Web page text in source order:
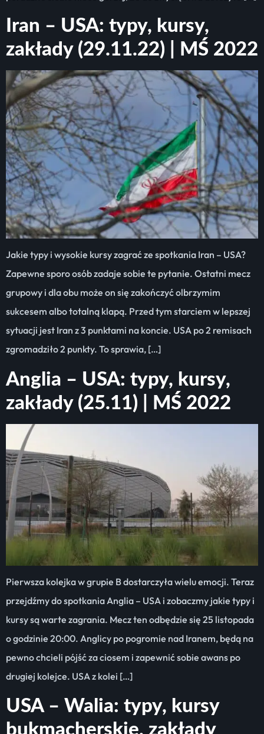
Iran – USA: typy, kursy,
zakłady (29.11.22) | MŚ 2022
Jakie typy i wysokie kursy zagrać ze spotkania Iran – USA?
Zapewne sporo osób zadaje sobie te pytanie. Ostatni mecz
grupowy i dla obu może on się zakończyć olbrzymim
sukcesem albo totalną klapą. Przed tym starciem w lepszej
sytuacji jest Iran z 3 punktami na koncie. USA po 2 remisach
zgromadziło 2 punkty. To sprawia, […]
Anglia – USA: typy, kursy,
zakłady (25.11) | MŚ 2022
Pierwsza kolejka w grupie B dostarczyła wielu emocji. Teraz
przejdźmy do spotkania Anglia – USA i zobaczmy jakie typy i
kursy są warte zagrania. Mecz ten odbędzie się 25 listopada
o godzinie 20:00. Anglicy po pogromie nad Iranem, będą na
pewno chcieli pójść za ciosem i zapewnić sobie awans po
drugiej kolejce. USA z kolei […]
USA – Walia: typy, kursy
bukmacherskie, zakłady